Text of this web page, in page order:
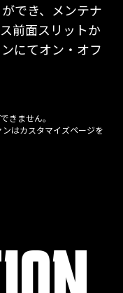
でき、メンテナ
前面スリットか
にてオン・オフ
きません。
はカスタマイズページを